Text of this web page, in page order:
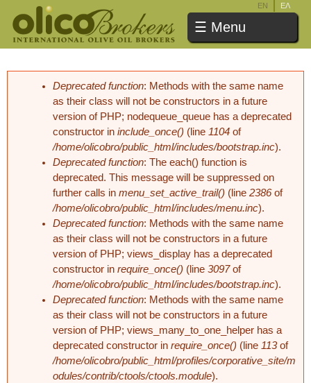
Jump to navigation EN ΕΛ
☰ Menu
Error message
Deprecated function: Methods with the same name
as their class will not be constructors in a future
version of PHP; nodequeue_queue has a deprecated
constructor in include_once() (line 1104of
/home/olicobro/public_html/includes/bootstrap.inc).
Deprecated function: The each() function is
deprecated. This message will be suppressed on
further calls in menu_set_active_trail() (line 2386of
/home/olicobro/public_html/includes/menu.inc).
Deprecated function: Methods with the same name
as their class will not be constructors in a future
version of PHP; views_display has a deprecated
constructor in require_once() (line 3097of
/home/olicobro/public_html/includes/bootstrap.inc).
Deprecated function: Methods with the same name
as their class will not be constructors in a future
version of PHP; views_many_to_one_helper has a
deprecated constructor in require_once() (line 113of
/home/olicobro/public_html/profiles/corporative_site/m
odules/contrib/ctools/ctools.module).